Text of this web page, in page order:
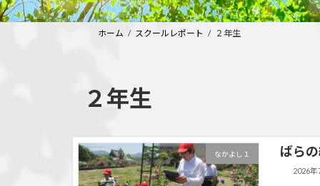
ホーム スクールレポート ２年生
２年生
なかよし１ ばら
2026年